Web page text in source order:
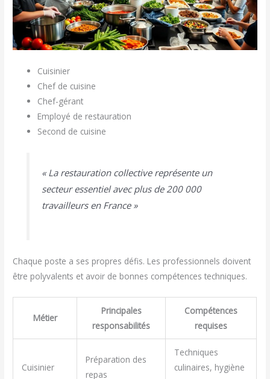
Cuisinier
Chef de cuisine
Chef-gérant
Employé de restauration
Second de cuisine
« La restauration collective représente un
secteur essentiel avec plus de 200 000
travailleurs en France »
Chaque poste a ses propres défis. Les professionnels doivent
être polyvalents et avoir de bonnes compétences techniques.
Métier
Principales
responsabilités
Compétences
requises
Cuisinier
Préparation des
repas
Techniques
culinaires, hygiène